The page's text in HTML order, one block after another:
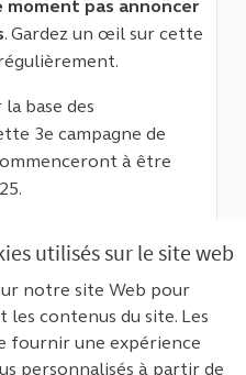
utilisés sur le site web
notre site Web pour
contenus du site. Les
fournir une expérience
personnalisés à partir de
moment pas annoncer
. Gardez un œil sur cette
base des
3e campagne de
à être
campagne sera